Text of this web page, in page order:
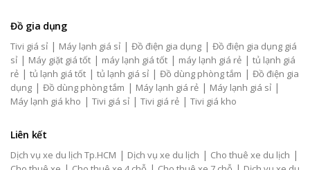
Đồ gia dụng
Tivi giá sỉ | Máy lạnh giá sỉ | Đồ điện gia dụng | Đồ điện gia dụng giá
sỉ | Máy giặt giá tốt | máy lạnh giá tốt | máy lạnh giá rẻ | tủ lạnh giá
rẻ | tủ lạnh giá tốt | tủ lạnh giá sỉ | Đồ dùng phòng tắm | Đồ điện gia
dụng | Đồ dùng phòng tắm | Máy lạnh giá rẻ | Máy lạnh giá sỉ |
Máy lạnh giá kho | Tivi giá sỉ | Tivi giá rẻ | Tivi giá kho
Liên kết
Dịch vụ xe du lịch Tp.HCM | Dịch vụ xe du lịch | Cho thuê xe du lịch |